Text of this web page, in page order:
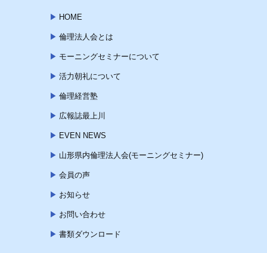
HOME
倫理法人会とは
モーニングセミナーについて
活力朝礼について
倫理経営塾
広報誌最上川
EVEN NEWS
山形県内倫理法人会(モーニングセミナー)
会員の声
お知らせ
お問い合わせ
書類ダウンロード